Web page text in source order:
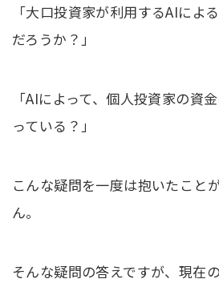
「大口投資家が利用するAIによ
だろうか？」
「AIによって、個人投資家の資
っている？」
こんな疑問を一度は抱いたこと
ん。
そんな疑問の答えですが、現在